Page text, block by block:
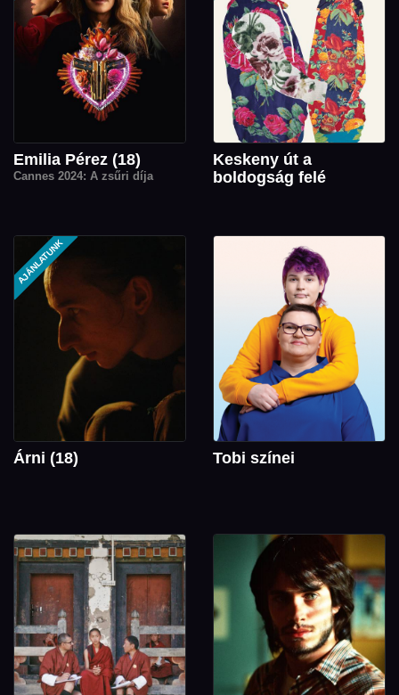
Emilia Pérez (18)
Cannes 2024: A zsűri díja
Keskeny út a
boldogság felé
AJÁNLATUNK
Árni (18) Tobi színei